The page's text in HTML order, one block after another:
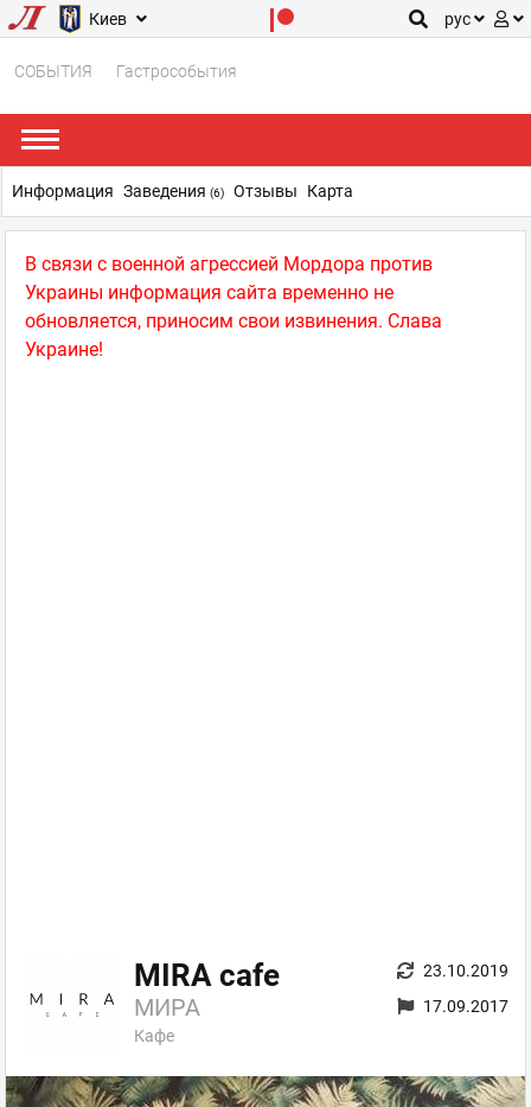
Киев рус
СОБЫТИЯ Гастрособытия
В связи с военной агрессией Мордора против
Украины информация сайта временно не
обновляется, приносим свои извинения. Слава
Украине!
MIRA cafe
МИРА
Кафе
23.10.2019
17.09.2017
Информация Заведения (6) Отзывы Карта